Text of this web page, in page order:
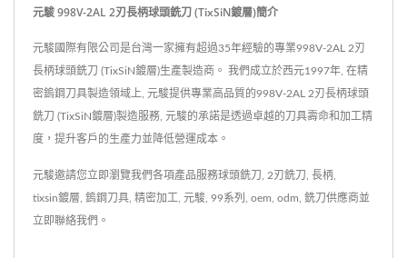
元駿 998V-2AL 2刃長柄球頭銑刀 (TixSiN鍍層)簡介
元駿國際有限公司是台灣一家擁有超過35年經驗的專業998V-2AL 2刃
長柄球頭銑刀 (TixSiN鍍層)生產製造商。 我們成立於西元1997年, 在精
密鎢鋼刀具製造領域上, 元駿提供專業高品質的998V-2AL 2刃長柄球頭
銑刀 (TixSiN鍍層)製造服務, 元駿的承諾是透過卓越的刀具壽命和加工精
度，提升客戶的生產力並降低營運成本。
元駿邀請您立即瀏覽我們各項產品服務球頭銑刀 2刃銑刀 長柄
tixsin鍍層 鎢鋼刀具 精密加工 元駿 99系列 oem odm 銑刀供應商並
立即聯絡我們 。